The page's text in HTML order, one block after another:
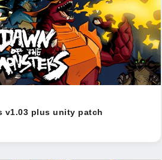
v1.03 plus unity patch